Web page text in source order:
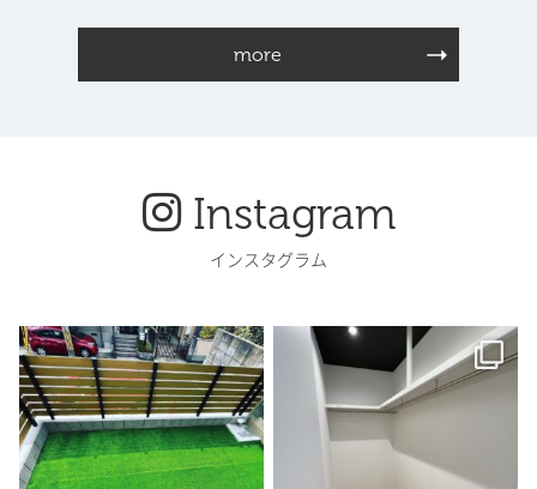
more
Instagram
インスタグラム